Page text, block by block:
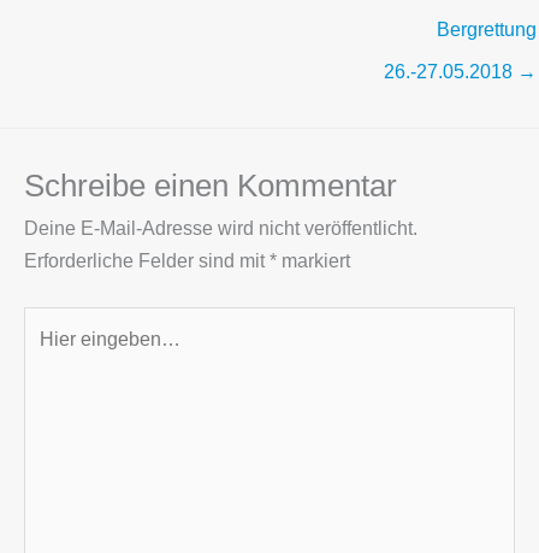
Bergrettung
26.-27.05.2018 →
Schreibe einen Kommentar
Deine E-Mail-Adresse wird nicht veröffentlicht.
Erforderliche Felder sind mit * markiert
eingeben…